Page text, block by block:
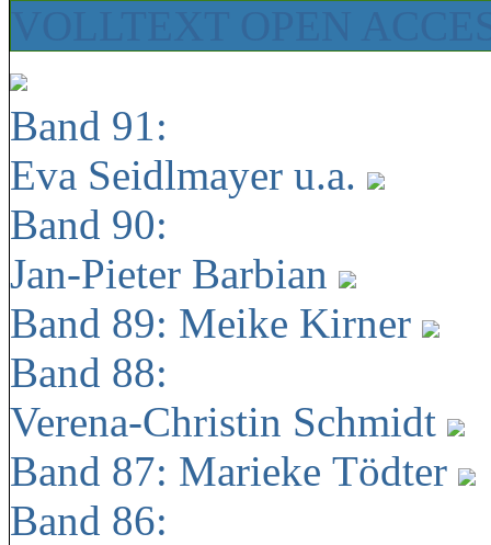
Band 91:
Eva Seidlmayer u.a.
Band 90:
Jan-Pieter Barbian
Band 89: Meike Kirner
Band 88:
Verena-Christin Schmidt
Band 87: Marieke Tödter
Band 86: